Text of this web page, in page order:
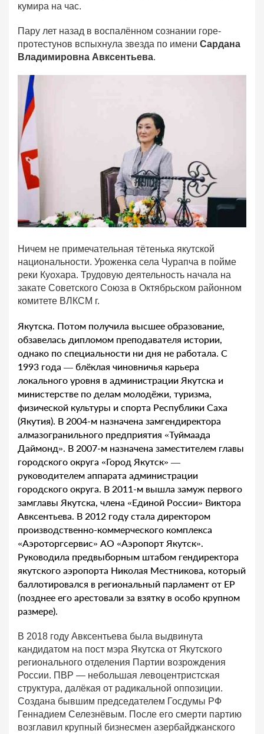
кумира на час.
Пару лет назад в воспалённом сознании горе-
протестунов вспыхнула звезда по имени Сардана
Владимировна Авксентьева.
Ничем не примечательная тётенька якутской
национальности. Уроженка села Чурапча в пойме
реки Куохара. Трудовую деятельность начала на
закате Советского Союза в Октябрьском районном
комитете ВЛКСМ г.
Якутска. Потом получила высшее образование,
обзавелась дипломом преподавателя истории,
однако по специальности ни дня не работала. С
1993 года — блёклая чиновничья карьера
локального уровня в администрации Якутска и
министерстве по делам молодёжи, туризма,
физической культуры и спорта Республики Саха
(Якутия). В 2004-м назначена замгендиректора
алмазогранильного предприятия «Туймаада
Даймонд». В 2007-м назначена заместителем главы
городского округа «Город Якутск» —
руководителем аппарата администрации
городского округа. В 2011-м вышла замуж первого
замглавы Якутска, члена «Единой России» Виктора
Авксентьева. В 2012 году стала директором
производственно-коммерческого комплекса
«Аэроторгсервис» АО «Аэропорт Якутск».
Руководила предвыборным штабом гендиректора
якутского аэропорта Николая Местникова, который
баллотировался в региональный парламент от ЕР
(позднее его арестовали за взятку в особо крупном
размере).
В 2018 году Авксентьева была выдвинута
кандидатом на пост мэра Якутска от Якутского
регионального отделения Партии возрождения
России. ПВР — небольшая левоцентристская
структура, далёкая от радикальной оппозиции.
Создана бывшим председателем Госдумы РФ
Геннадием Селезнёвым. После его смерти партию
возглавил крупный бизнесмен азербайджанского